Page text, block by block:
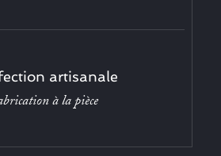
artisanale
à la pièce